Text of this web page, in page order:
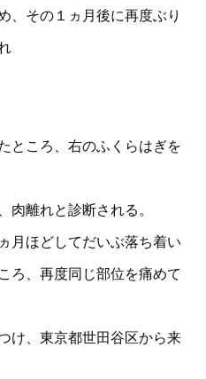
、その１ヵ月後に再度ぶり
ところ、右のふくらはぎを
肉離れと診断される。
月ほどしてだいぶ落ち着い
ろ、再度同じ部位を痛めて
け、東京都世田谷区から来